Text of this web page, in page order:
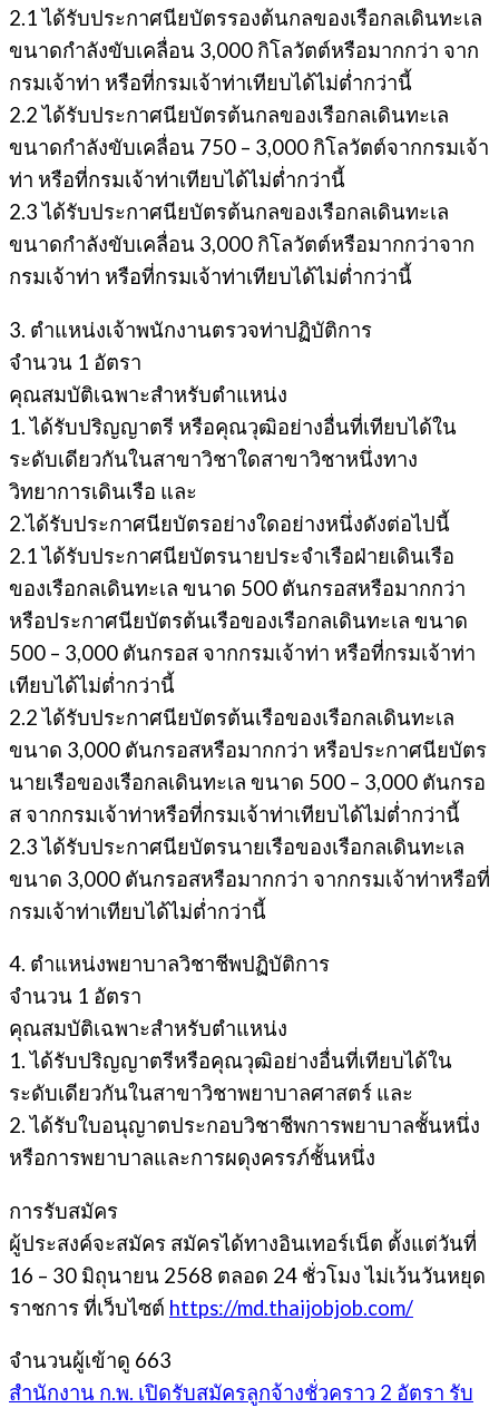
2.1 ได้รับประกาศนียบัตรรองต้นกลของเรือกลเดินทะเล
ขนาดกำลังขับเคลื่อน 3,000 กิโลวัตต์หรือมากกว่า จาก
กรมเจ้าท่า หรือที่กรมเจ้าท่าเทียบได้ไม่ต่ำกว่านี้
2.2 ได้รับประกาศนียบัตรต้นกลของเรือกลเดินทะเล
ขนาดกำลังขับเคลื่อน 750 – 3,000 กิโลวัตต์จากกรมเจ้า
ท่า หรือที่กรมเจ้าท่าเทียบได้ไม่ต่ำกว่านี้
2.3 ได้รับประกาศนียบัตรต้นกลของเรือกลเดินทะเล
ขนาดกำลังขับเคลื่อน 3,000 กิโลวัตต์หรือมากกว่าจาก
กรมเจ้าท่า หรือที่กรมเจ้าท่าเทียบได้ไม่ต่ำกว่านี้
3. ตำแหน่งเจ้าพนักงานตรวจท่าปฏิบัติการ
จำนวน 1 อัตรา
คุณสมบัติเฉพาะสำหรับตำแหน่ง
1. ได้รับปริญญาตรี หรือคุณวุฒิอย่างอื่นที่เทียบได้ใน
ระดับเดียวกันในสาขาวิชาใดสาขาวิชาหนึ่งทาง
วิทยาการเดินเรือ และ
2.ได้รับประกาศนียบัตรอย่างใดอย่างหนึ่งดังต่อไปนี้
2.1 ได้รับประกาศนียบัตรนายประจำเรือฝ่ายเดินเรือ
ของเรือกลเดินทะเล ขนาด 500 ตันกรอสหรือมากกว่า
หรือประกาศนียบัตรต้นเรือของเรือกลเดินทะเล ขนาด
500 – 3,000 ตันกรอส จากกรมเจ้าท่า หรือที่กรมเจ้าท่า
เทียบได้ไม่ต่ำกว่านี้
2.2 ได้รับประกาศนียบัตรต้นเรือของเรือกลเดินทะเล
ขนาด 3,000 ตันกรอสหรือมากกว่า หรือประกาศนียบัตร
นายเรือของเรือกลเดินทะเล ขนาด 500 – 3,000 ตันกรอ
ส จากกรมเจ้าท่าหรือที่กรมเจ้าท่าเทียบได้ไม่ต่ำกว่านี้
2.3 ได้รับประกาศนียบัตรนายเรือของเรือกลเดินทะเล
ขนาด 3,000 ตันกรอสหรือมากกว่า จากกรมเจ้าท่าหรือที่
กรมเจ้าท่าเทียบได้ไม่ต่ำกว่านี้
4. ตำแหน่งพยาบาลวิชาชีพปฏิบัติการ
จำนวน 1 อัตรา
คุณสมบัติเฉพาะสำหรับตำแหน่ง
1. ได้รับปริญญาตรีหรือคุณวุฒิอย่างอื่นที่เทียบได้ใน
ระดับเดียวกันในสาขาวิชาพยาบาลศาสตร์ และ
2. ได้รับใบอนุญาตประกอบวิชาชีพการพยาบาลชั้นหนึ่ง
หรือการพยาบาลและการผดุงครรภ์ชั้นหนึ่ง
การรับสมัคร
ผู้ประสงค์จะสมัคร สมัครได้ทางอินเทอร์เน็ต ตั้งแต่วันที่
16 – 30 มิถุนายน 2568 ตลอด 24 ชั่วโมง ไม่เว้นวันหยุด
ราชการ ที่เว็บไซต์ https://md.thaijobjob.com/
จำนวนผู้เข้าดู 663
สำนักงาน ก.พ. เปิดรับสมัครลูกจ้างชั่วคราว 2 อัตรา รับ